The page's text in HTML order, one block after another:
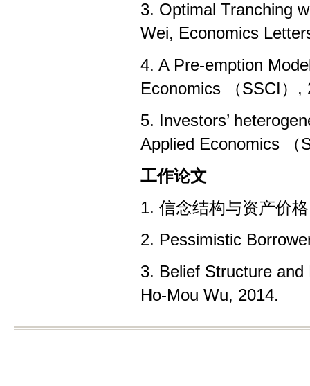
3. Optimal Tranching
Wei, Economics
4. A Pre-emption
Economics （SSCI）,
5. Investors’
Applied Economics （
工作论文
1. 信念结构与资产价
2. Pessimistic
3. Belief Structure
Ho-Mou Wu, 2014.